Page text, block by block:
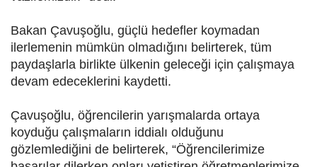
Bakan Çavuşoğlu, güçlü hedefler koymadan
ilerlemenin mümkün olmadığını belirterek, tüm
paydaşlarla birlikte ülkenin geleceği için çalışmaya
devam edeceklerini kaydetti.
Çavuşoğlu, öğrencilerin yarışmalarda ortaya
koyduğu çalışmaların iddialı olduğunu
gözlemlediğini de belirterek, “Öğrencilerimize